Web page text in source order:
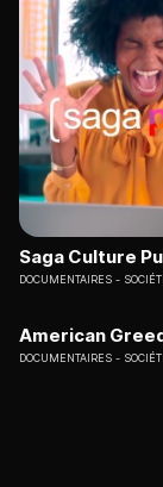
Saga Culture
DOCUMENTAIRES
American
DOCUMENTAIRES